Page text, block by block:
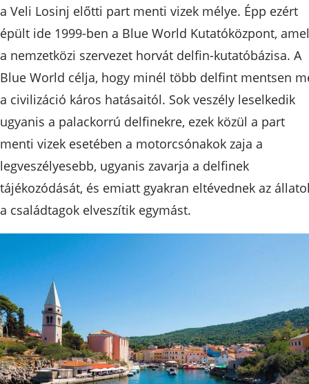
a Veli Losinj előtti part menti vizek mélye. Épp ezért
épült ide 1999-ben a Blue World Kutatóközpont,
a nemzetközi szervezet horvát delfin-kutatóbázisa. A
Blue World célja, hogy minél több delfint mentsen
a civilizáció káros hatásaitól. Sok veszély leselkedik
ugyanis a palackorrú delfinekre, ezek közül a part
menti vizek esetében a motorcsónakok zaja a
legveszélyesebb, ugyanis zavarja a delfinek
tájékozódását, és emiatt gyakran eltévednek az
a családtagok elveszítik egymást.